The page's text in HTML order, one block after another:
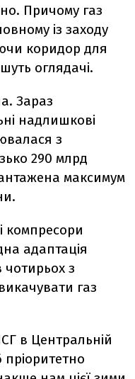
Причому газ
із заходу
коридор для
оглядачі.
Зараз
надлишкові
з
290 млрд
максимум
компресори
адаптація
чотирьох з
газ
в Центральній
пріоритетно